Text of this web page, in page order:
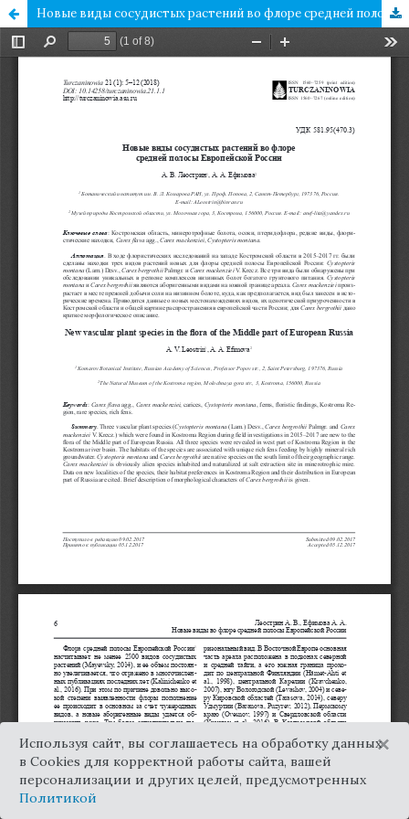
Новые виды сосудистых растений во флоре средней полосы Европейской России
Используя сайт, вы соглашаетесь на обработку данных
в Cookies для корректной работы сайта, вашей
персонализации и других целей, предусмотренных
Политикой
×